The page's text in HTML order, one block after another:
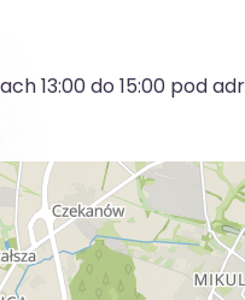
13:00 do 15:00 pod